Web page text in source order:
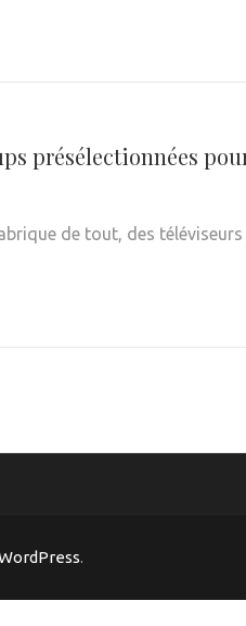
présélectionnées
de tout, des
.